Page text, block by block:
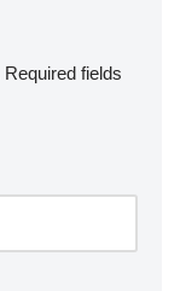
Required fields